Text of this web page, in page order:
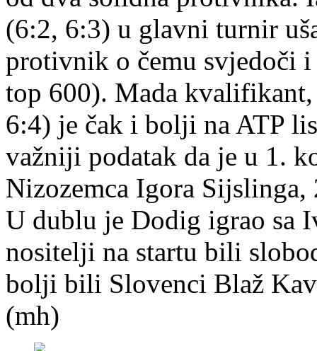
(6:2, 6:3) u glavni turnir
protivnik o čemu svjedoči
top 600). Mada
6:4) je čak i bolji na ATP
važniji podatak da je u 1.
Nizozemca Igora Sijslinga,
U dublu je Dodig igrao sa
nositelji na startu bili
bolji bili Slovenci Blaž
(mh)